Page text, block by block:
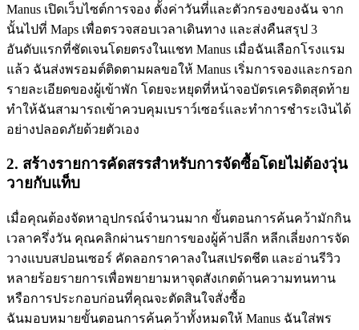
Manus เปิดเว็บไซต์การจอง ตั้งค่าวันที่และตัวกรองของฉัน จาก
นั้นไปที่ Maps เพื่อตรวจสอบเวลาเดินทาง และส่งคืนสรุป 3
อันดับแรกที่ชัดเจนโดยตรงในแชท Manus เมื่อฉันเลือกโรงแรม
แล้ว ฉันส่งพรอมต์ติดตามผลขอให้ Manus เริ่มการจองและกรอก
รายละเอียดของผู้เข้าพัก โดยจะหยุดที่หน้าจอบัตรเครดิตสุดท้าย
ทำให้ฉันสามารถเข้าควบคุมเบราว์เซอร์และทำการชำระเงินได้
อย่างปลอดภัยด้วยตัวเอง
2. สร้างรายการคัดสรรสำหรับการจัดซื้อโดยไม่ต้องวุ่น
วายกับแท็บ
เมื่อคุณต้องจัดหาอุปกรณ์จำนวนมาก ขั้นตอนการค้นคว้ามักกิน
เวลาครึ่งวัน คุณคลิกผ่านรายการของผู้ค้าปลีก หลีกเลี่ยงการจัด
วางแบบสปอนเซอร์ คัดลอกราคาลงในสเปรดชีต และอ่านรีวิว
หลายร้อยรายการเพื่อพยายามหาจุดสังเกตด้านความทนทาน
หรือการประกอบก่อนที่คุณจะตัดสินใจสั่งซื้อ
ฉันมอบหมายขั้นตอนการค้นคว้าทั้งหมดให้ Manus ฉันใส่พร